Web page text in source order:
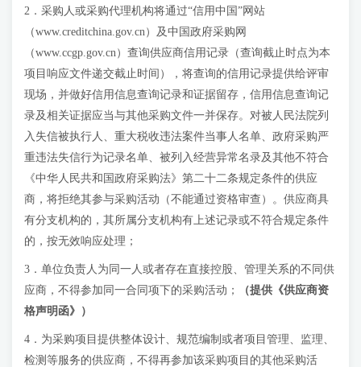
2．采购人或采购代理机构将通过“信用中国”网站
（www.creditchina.gov.cn）及中国政府采购网
（www.ccgp.gov.cn）查询供应商信用记录（查询截止时点为本
项目响应文件递交截止时间），将查询的信用记录提供给评审
现场，并做好信用信息查询记录和证据留存，信用信息查询记
录及相关证据应当与其他采购文件一并保存。对被人民法院列
入失信被执行人、重大税收违法案件当事人名单、政府采购严
重违法失信行为记录名单、被列入经营异常名录及其他不符合
《中华人民共和国政府采购法》第二十二条规定条件的供应
商，将拒绝其参与采购活动（不能通过资格审查）。供应商具
有分支机构的，其所属分支机构有上述记录或不符合规定条件
的，按无效响应处理；
3．单位负责人为同一人或者存在直接控股、管理关系的不同供
应商，不得参加同一合同项下的采购活动；
（提供《供应商资
格声明函》 ）
4．为采购项目提供整体设计、规范编制或者项目管理、监理、
检测等服务的供应商，不得再参加该采购项目的其他采购活